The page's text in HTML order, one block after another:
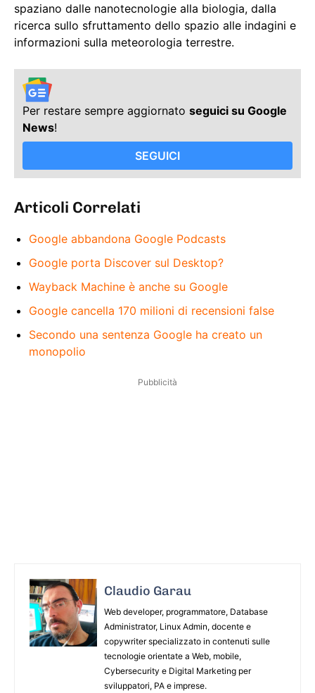
spaziano dalle nanotecnologie alla biologia, dalla
ricerca sullo sfruttamento dello spazio alle indagini e
informazioni sulla meteorologia terrestre.
Per restare sempre aggiornato seguici su Google
News!
SEGUICI
Articoli Correlati
Google abbandona Google Podcasts
Google porta Discover sul Desktop?
Wayback Machine è anche su Google
Google cancella 170 milioni di recensioni false
Secondo una sentenza Google ha creato un
monopolio
Pubblicità
Claudio Garau
Web developer, programmatore, Database
Administrator, Linux Admin, docente e
copywriter specializzato in contenuti sulle
tecnologie orientate a Web, mobile,
Cybersecurity e Digital Marketing per
sviluppatori, PA e imprese.